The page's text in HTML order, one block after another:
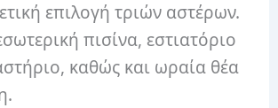
επιλογή τριών αστέρων.
πισίνα, εστιατόριο
καθώς και ωραία θέα